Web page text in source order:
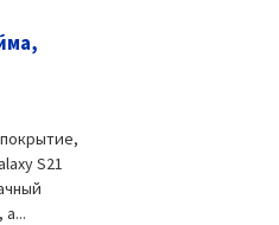
S21